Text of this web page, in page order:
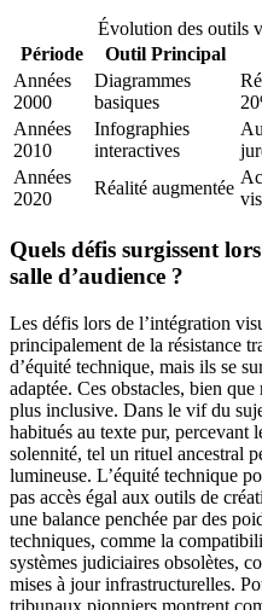
Évolution des outils
Période
Outil Principal
Années
2000
Diagrammes
basiques
Années
2010
Infographies
interactives
Années
2020
Réalité augmentée
Quels défis surgissent
salle d’audience ?
Les défis lors de l’intégration
principalement de la résistance
d’équité technique, mais ils se
adaptée. Ces obstacles, bien
plus inclusive. Dans le vif du
habitués au texte pur, percevant
solennité, tel un rituel ancestral
lumineuse. L’équité technique
pas accès égal aux outils de
une balance penchée par des
techniques, comme la
systèmes judiciaires obsolètes,
mises à jour infrastructurelles.
tribunaux pionniers montrent